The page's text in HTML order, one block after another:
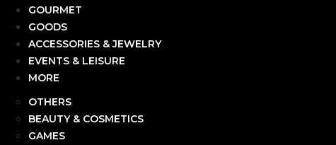
GOURMET
GOODS
ACCESSORIES & JEWELRY
EVENTS & LEISURE
MORE
OTHERS
BEAUTY & COSMETICS
GAMES